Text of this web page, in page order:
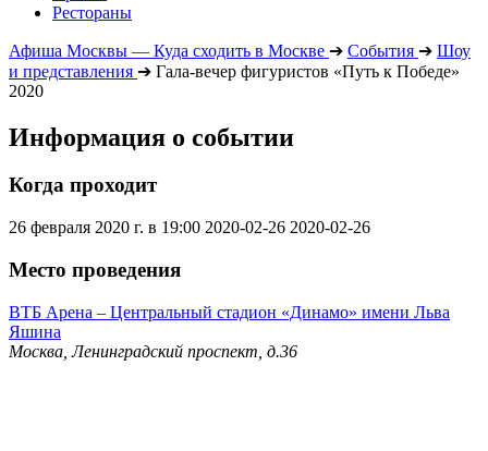
Рестораны
Афиша Москвы — Куда сходить в Москве ➔ События ➔ Шоу
и представления ➔ Гала-вечер фигуристов «Путь к Победе»
2020
Информация о событии
Когда проходит
26 февраля 2020 г. в 19:00 2020-02-26 2020-02-26
Место проведения
ВТБ Арена – Центральный стадион «Динамо» имени Льва
Яшина
Москва, Ленинградский проспект, д.36